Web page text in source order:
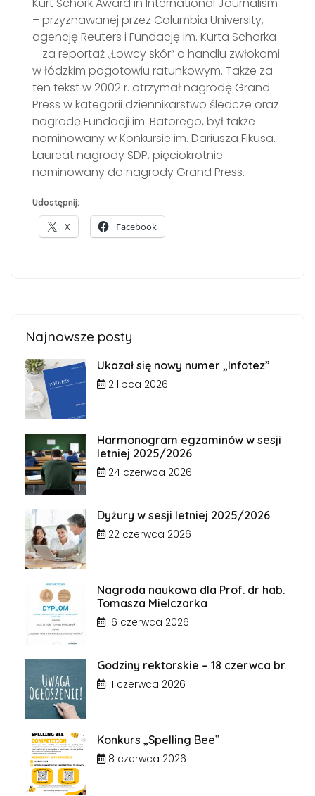
– przyznawanej przez Columbia University,
agencję Reuters i Fundację im. Kurta Schorka
– za reportaż „Łowcy skór” o handlu zwłokami
w łódzkim pogotowiu ratunkowym. Także za
ten tekst w 2002 r. otrzymał nagrodę Grand
Press w kategorii dziennikarstwo śledcze oraz
nagrodę Fundacji im. Batorego, był także
nominowany w Konkursie im. Dariusza Fikusa.
Laureat nagrody SDP, pięciokrotnie
nominowany do nagrody Grand Press.
Udostępnij:
X Facebook
Najnowsze posty
Ukazał się nowy numer „Infotez”
2 lipca 2026
Harmonogram egzaminów w sesji
letniej 2025/2026
24 czerwca 2026
Dyżury w sesji letniej 2025/2026
22 czerwca 2026
Nagroda naukowa dla Prof. dr hab.
Tomasza Mielczarka
16 czerwca 2026
Godziny rektorskie – 18 czerwca br.
11 czerwca 2026
Konkurs „Spelling Bee”
8 czerwca 2026